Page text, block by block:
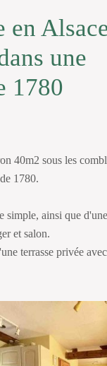
en
une
1780
40m2 sous les
1780.
simple, ainsi que d'une
et salon.
terrasse privée avec